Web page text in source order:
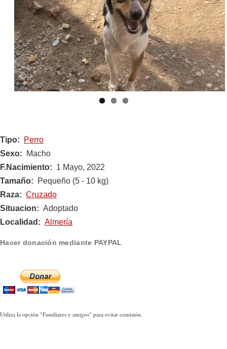
Tipo
Perro
Sexo
Macho
F.Nacimiento
1 Mayo, 2022
Tamaño
Pequeño (5 - 10 kg)
Raza
Cruzado
Situacion
Adoptado
Localidad
Almería
Hacer donación mediante PAYPAL
Utiliza la opción "Familiares y amigos" para evitar comisión.